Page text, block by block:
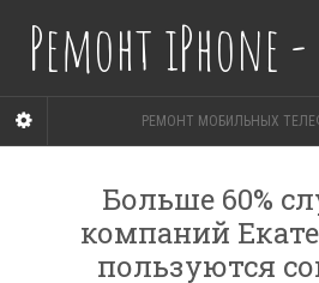
Ремонт iPhone -
РЕМОНТ МОБИЛЬНЫХ
Больше 60%
компаний
пользуются